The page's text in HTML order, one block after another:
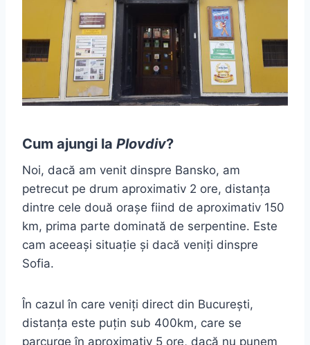
Cum ajungi la Plovdiv?
Noi, dacă am venit dinspre Bansko, am
petrecut pe drum aproximativ 2 ore, distanța
dintre cele două orașe fiind de aproximativ 150
km, prima parte dominată de serpentine. Este
cam aceeași situație și dacă veniți dinspre
Sofia.
În cazul în care veniți direct din București,
distanța este puțin sub 400km, care se
parcurge în aproximativ 5 ore, dacă nu punem